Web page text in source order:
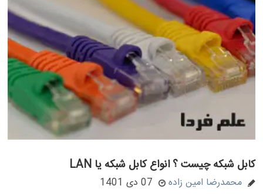
کابل شبکه چیست ؟ انواع کابل شبکه یا LAN
محمدرضا امین زاده 07 دی 1401